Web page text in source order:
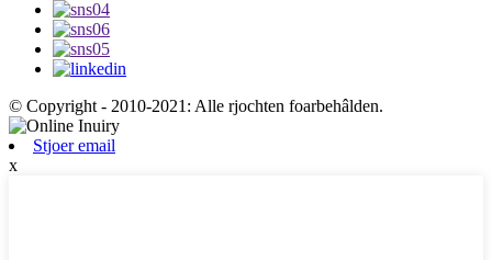
© Copyright - 2010-2021: Alle rjochten foarbehâlden.
Stjoer email
x